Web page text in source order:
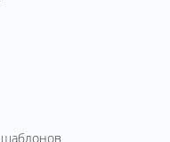
шаблонов